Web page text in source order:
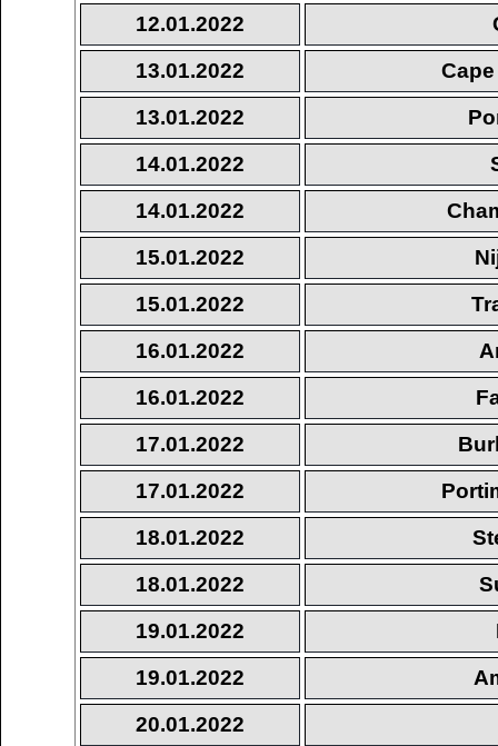
12.01.2022
13.01.2022
13.01.2022
14.01.2022
14.01.2022
15.01.2022
15.01.2022
16.01.2022
16.01.2022
17.01.2022
17.01.2022
18.01.2022
18.01.2022
19.01.2022
19.01.2022
20.01.2022